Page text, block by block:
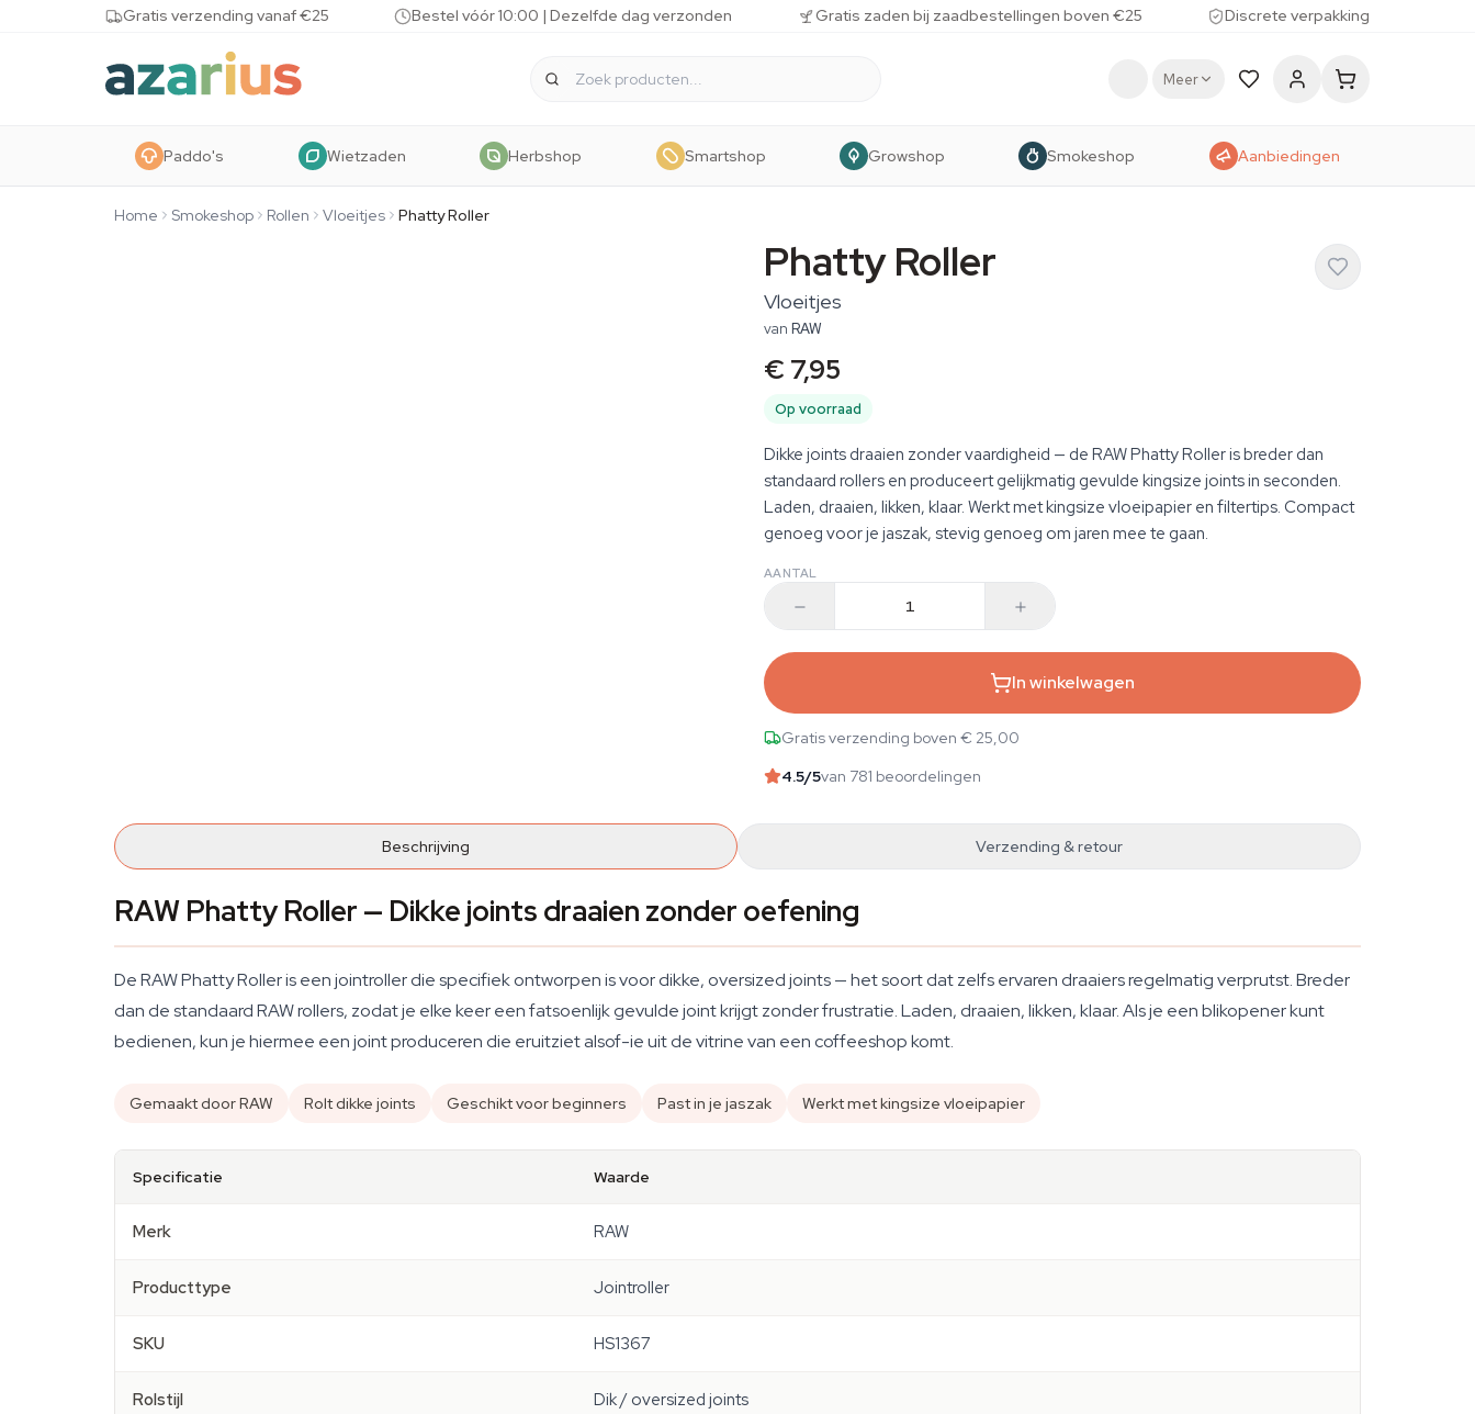
Skip to content Gratis verzending vanaf €25 Bestel vóór 10:00 | Dezelfde dag verzonden Gratis zaden bij zaadbestellingen boven €25 Discrete verpakking
Meer
Paddo's Wietzaden Herbshop Smartshop Growshop Smokeshop Aanbiedingen
Home Smokeshop Rollen Vloeitjes Phatty Roller
Phatty Roller
Vloeitjes
van RAW
€ 7,95
Op voorraad
Dikke joints draaien zonder vaardigheid — de RAW Phatty Roller is breder dan
standaard rollers en produceert gelijkmatig gevulde kingsize joints in seconden.
Laden, draaien, likken, klaar. Werkt met kingsize vloeipapier en filtertips. Compact
genoeg voor je jaszak, stevig genoeg om jaren mee te gaan.
AANTAL
In winkelwagen
Gratis verzending boven € 25,00
4.5/5van 781 beoordelingen
Beschrijving Verzending & retour
RAW Phatty Roller — Dikke joints draaien zonder oefening
De RAW Phatty Roller is een jointroller die specifiek ontworpen is voor dikke, oversized joints — het soort dat zelfs ervaren draaiers regelmatig verprutst. Breder
dan de standaard RAW rollers, zodat je elke keer een fatsoenlijk gevulde joint krijgt zonder frustratie. Laden, draaien, likken, klaar. Als je een blikopener kunt
bedienen, kun je hiermee een joint produceren die eruitziet alsof-ie uit de vitrine van een coffeeshop komt.
Gemaakt door RAW Rolt dikke joints Geschikt voor beginners Past in je jaszak Werkt met kingsize vloeipapier
Specificatie Waarde
Merk RAW
Producttype Jointroller
SKU HS1367
Rolstijl Dik / oversized joints